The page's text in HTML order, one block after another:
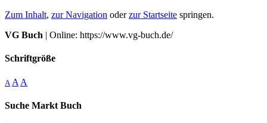
Zum Inhalt, zur Navigation oderzur Startseite springen.
VG Buch | Online: https://www.vg-buch.de/
Schriftgröße
A A A
Suche Markt Buch